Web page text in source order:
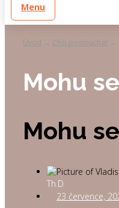
Menu
Úvod → Chci poslouchat →
Mohu
Mohu
Th.D.
23 července,